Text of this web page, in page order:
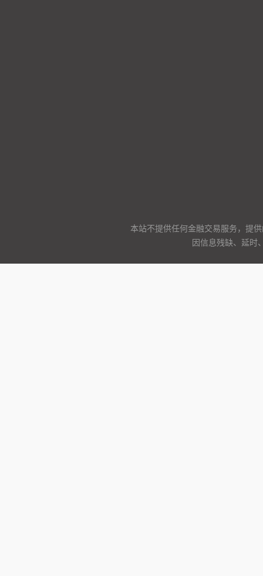
本站不提供任何金融交易服务，提
因信息残缺、延时